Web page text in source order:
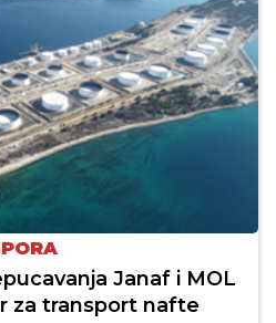
Janaf i MOL
za transport nafte